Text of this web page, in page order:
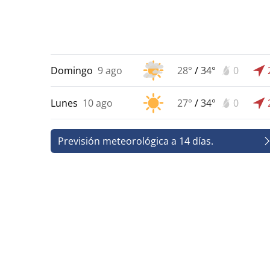
Domingo 9 ago 28° /34° 0
Lunes 10 ago 27° /34° 0
Previsión meteorológica a 14 días.